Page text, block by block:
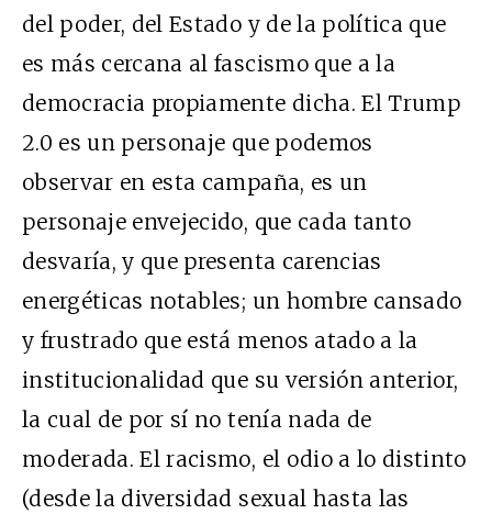
del poder, del Estado y de la política que
es más cercana al fascismo que a la
democracia propiamente dicha. El Trump
2.0 es un personaje que podemos
observar en esta campaña, es un
personaje envejecido, que cada tanto
desvaría, y que presenta carencias
energéticas notables; un hombre cansado
y frustrado que está menos atado a la
institucionalidad que su versión anterior,
la cual de por sí no tenía nada de
moderada. El racismo, el odio a lo distinto
(desde la diversidad sexual hasta las